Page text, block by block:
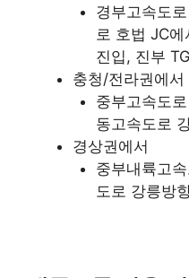
경부고속도
로 호법 JC
진입, 진부
충청/전라권에서
중부고속도
동고속도로
경상권에서
중부내륙고
도로 강릉방